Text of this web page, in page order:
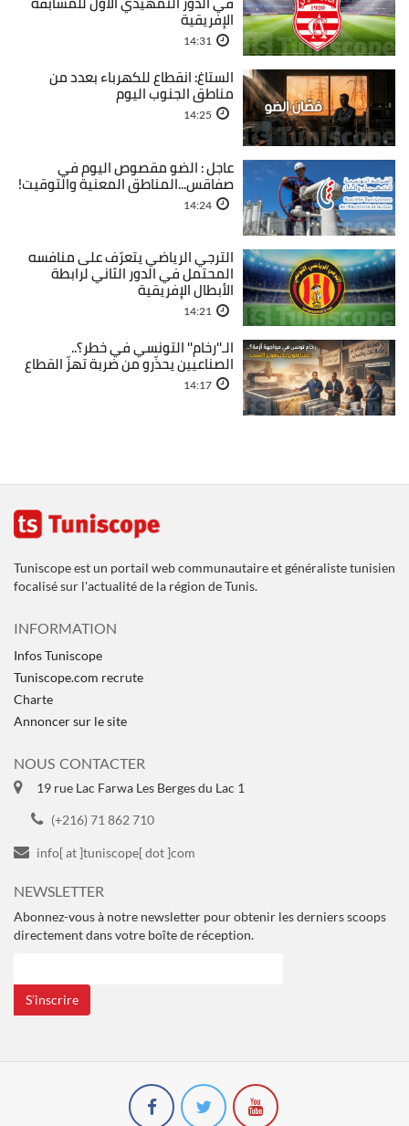
الإفريقية
14:31
الستاغ: انقطاع للكهرباء بعدد من
مناطق الجنوب اليوم
14:25
عاجل : الضو مقصوص اليوم في
صفاقس...المناطق المعنية والتوقيت!
14:24
الترجي الرياضي يتعرّف على منافسه
المحتمل في الدور الثاني لرابطة
الأبطال الإفريقية
14:21
الـ''رخام'' التونسي في خطر؟..
الصناعيين يحذّرو من ضربة تهزّ القطاع
14:17
Tuniscope est un portail web communautaire et généraliste tunisien
focalisé sur l'actualité de la région de Tunis.
INFORMATION
Infos Tuniscope
Tuniscope.com recrute
Charte
Annoncer sur le site
NOUS CONTACTER
19 rue Lac Farwa Les Berges du Lac 1
(+216) 71 862 710
info[ at ]tuniscope[ dot ]com
NEWSLETTER
Abonnez-vous à notre newsletter pour obtenir les derniers scoops
directement dans votre boîte de réception.
S’inscrire